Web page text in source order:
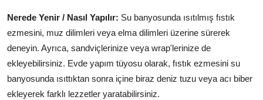
Nerede Yenir / Nasıl Yapılır: Su banyosunda ısıtılmış fıstık
ezmesini, muz dilimleri veya elma dilimleri üzerine sürerek
deneyin. Ayrıca, sandviçlerinize veya wrap'lerinize de
ekleyebilirsiniz. Evde yapım tüyosu olarak, fıstık ezmesini su
banyosunda ısıttıktan sonra içine biraz deniz tuzu veya acı biber
ekleyerek farklı lezzetler yaratabilirsiniz.